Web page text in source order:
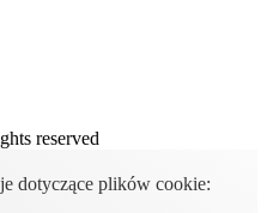
reserved
dotyczące plików cookie: